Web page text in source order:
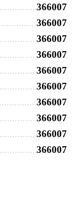
366007
366007
366007
366007
366007
366007
366007
366007
366007
366007